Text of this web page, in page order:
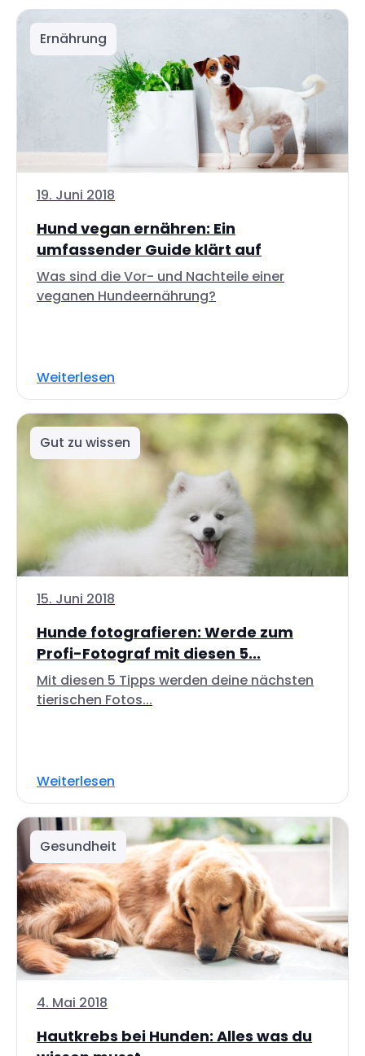
Ernährung
19. Juni 2018
Hund vegan ernähren: Ein
umfassender Guide klärt auf
Was sind die Vor- und Nachteile einer
veganen Hundeernährung?
Weiterlesen
Gut zu wissen
15. Juni 2018
Hunde fotografieren: Werde zum
Profi-Fotograf mit diesen 5...
Mit diesen 5 Tipps werden deine nächsten
tierischen Fotos...
Weiterlesen
Gesundheit
4. Mai 2018
Hautkrebs bei Hunden: Alles was du